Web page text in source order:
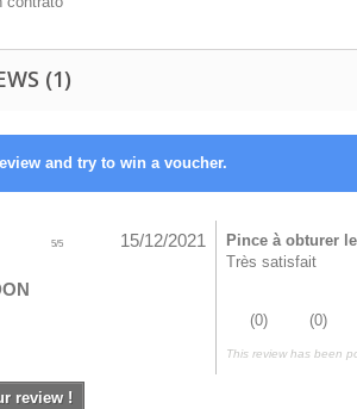
(1)
and try to win a voucher.
5/5 15/12/2021
Pince à obturer
Très satisfait
(0) (0)
This review has been
review !